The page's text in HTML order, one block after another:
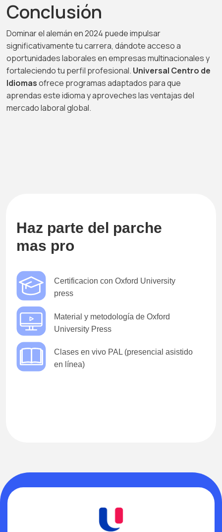
Conclusión
Dominar el alemán en 2024 puede impulsar
significativamente tu carrera, dándote acceso a
oportunidades laborales en empresas multinacionales y
fortaleciendo tu perfil profesional. Universal Centro de
Idiomasofrece programas adaptados para que
aprendas este idioma y aproveches las ventajas del
mercado laboral global.
Haz parte del parche
mas pro
Certificacion con Oxford University
press
Material y metodología de Oxford
University Press
Clases en vivo PAL (presencial asistido
en línea)